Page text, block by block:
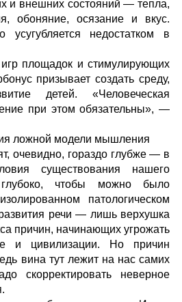
и внешних состояний — тепла,
обоняние, осязание и вкус.
усугубляется недостатком в
площадок и стимулирующих
призывает создать среду,
детей. «Человеческая
при этом обязательны», —
ложной модели мышления
очевидно, гораздо глубже — в
существования нашего
чтобы можно было
патологическом
речи — лишь верхушка
причин, начинающих угрожать
и цивилизации. Но причин
вина тут лежит на нас самих
скорректировать неверное